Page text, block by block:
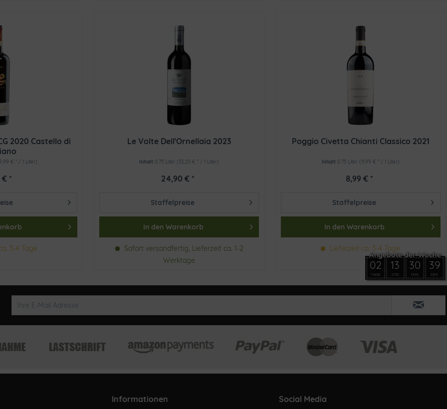
2020 Castello di
€ * / 1 Liter)
€ *
3-4 Tage
Le Volte Dell'Ornellaia 2023
Inhalt 0.75 Liter (33,20 € * / 1 Liter)
24,90 € *
Staffelpreise
In den Warenkorb
Sofort versandfertig, Lieferzeit ca. 1-2
Werktage
Poggio Civetta Chianti Classico 2021
Inhalt 0.75 Liter (11,99 € * / 1 Liter)
8,99 € *
Staffelpreise
In den Warenkorb
Lieferzeit ca. 3-4 Tage
Informationen Social Media
02
TAGE
13
STD
30
MIN
39
SEK